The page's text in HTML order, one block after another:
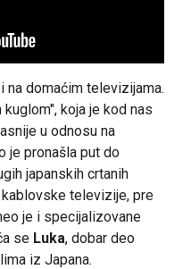
na domaćim televizijama.
koja je kod nas
u odnosu na
je pronašla put do
japanskih crtanih
televizije, pre
je i specijalizovane
se Luka, dobar deo
iz Japana.